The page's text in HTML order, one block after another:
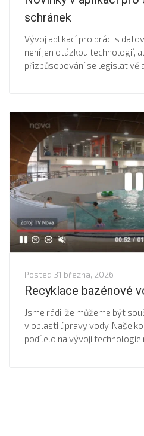
schránek
Vývoj aplikací pro práci s
není jen otázkou technologií,
přizpůsobování se legislativě a
Posted 31 března, 2026
Recyklace bazénové
Jsme rádi, že můžeme být
v oblasti úpravy vody. Naše
podílelo na vývoji technologie